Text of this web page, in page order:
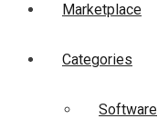
Marketplace
Categories
Software